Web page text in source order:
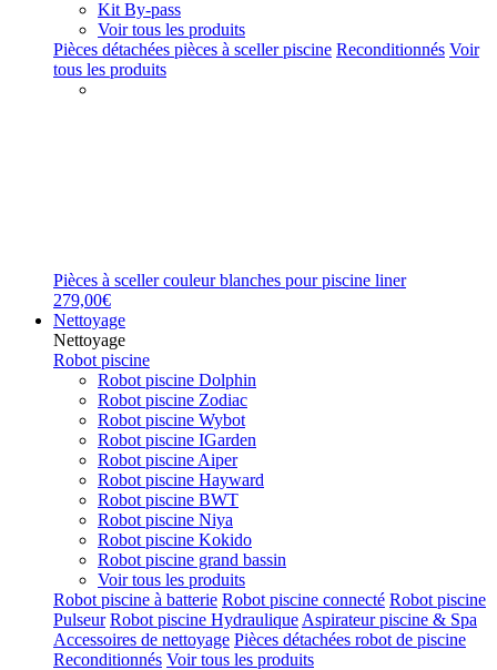
Kit By-pass
Voir tous les produits
Pièces détachées pièces à sceller piscine Reconditionnés Voir
tous les produits
Pièces à sceller couleur blanches pour piscine liner
279,00€
Nettoyage
Nettoyage
Robot piscine
Robot piscine Dolphin
Robot piscine Zodiac
Robot piscine Wybot
Robot piscine IGarden
Robot piscine Aiper
Robot piscine Hayward
Robot piscine BWT
Robot piscine Niya
Robot piscine Kokido
Robot piscine grand bassin
Voir tous les produits
Robot piscine à batterie Robot piscine connecté Robot piscine
Pulseur Robot piscine Hydraulique Aspirateur piscine & Spa
Accessoires de nettoyage Pièces détachées robot de piscine
Reconditionnés Voir tous les produits